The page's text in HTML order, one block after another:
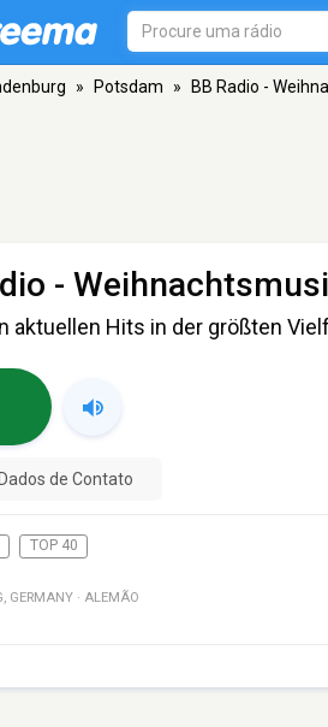
» Potsdam » BB Radio -
-
aktuellen Hits in der größten
Dados de Contato
TOP 40
, GERMANY · ALEMÃO